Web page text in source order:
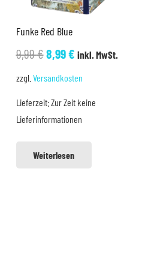
Funke Red Blue
9,99€Ursprünglicher
9,99 €
8,99€Aktueller
8,99 €.
inkl. MwSt.
zzgl. Versandkosten
Lieferzeit:Zur Zeit keine
Lieferinformationen
Weiterlesen